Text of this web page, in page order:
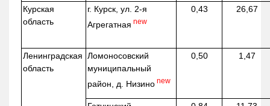
Курская
область
г. Курск, ул. 2-я
Агрегатная new
0,43 26,67
Ленинградская
область
Ломоносовский
муниципальный
район, д. Низино new
0,50 1,47